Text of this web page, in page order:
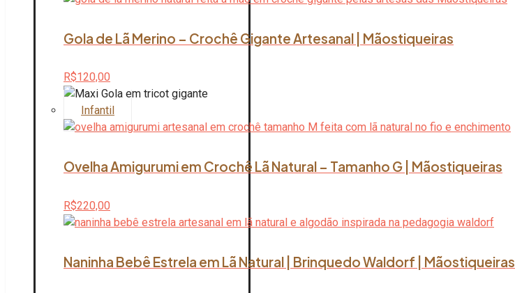
Gola de Lã Merino – Crochê Gigante Artesanal | Mãostiqueiras
R$120,00
Infantil
Ovelha Amigurumi em Crochê Lã Natural – Tamanho G | Mãostiqueiras
R$220,00
Naninha Bebê Estrela em Lã Natural | Brinquedo Waldorf | Mãostiqueiras